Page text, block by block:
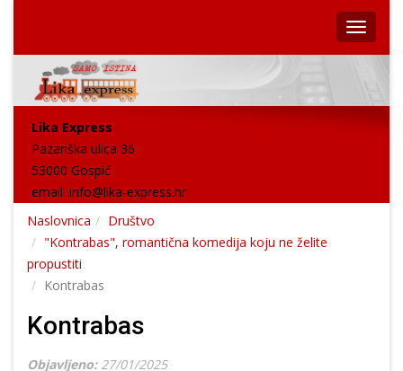
Lika Express
Pazariška ulica 36
53000 Gospić
email: info@lika-express.hr
Naslovnica
Društvo
"Kontrabas", romantična komedija koju ne želite
propustiti
Kontrabas
Kontrabas
Objavljeno: 27/01/2025